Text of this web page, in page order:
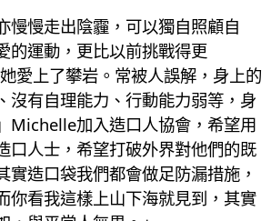
慢慢走出陰霾，可以獨自照顧自
的運動，更比以前挑戰得更
愛上了攀岩。常被人誤解，身上的
沒有自理能力、行動能力弱等，身
Michelle加入造口人協會，希望用
口人士，希望打破外界對他們的既
實造口袋我們都會做足防漏措施，
你看我這樣上山下海就見到，其實